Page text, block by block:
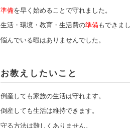
準備を早く始めることで守れました。
生活・環境・教育・生活費の準備もできま
悩んでいる暇はありませんでした。
お教えしたいこと
倒産しても家族の生活は守れます。
倒産しても生活は維持できます。
守る方法は難しくありません。